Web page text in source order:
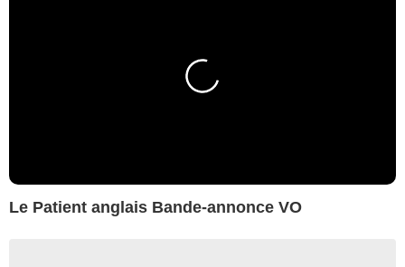
Le Patient anglais Bande-annonce VO